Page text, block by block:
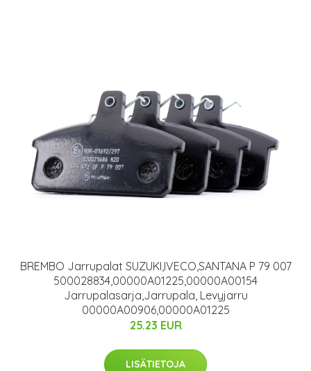
BREMBO Jarrupalat SUZUKI,IVECO,SANTANA P 79 007
500028834,00000A01225,00000A00154
Jarrupalasarja,Jarrupala, Levyjarru
00000A00906,00000A01225
25.23 EUR
LISÄTIETOJA